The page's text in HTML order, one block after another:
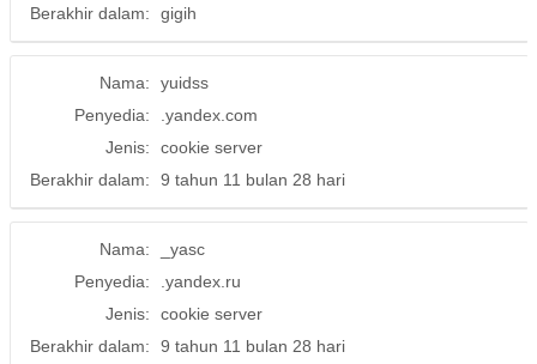
Berakhir dalam:
gigih
Nama:
yuidss
Penyedia:
.yandex.com
Jenis:
cookie server
Berakhir dalam:
9 tahun 11 bulan 28 hari
Nama:
_yasc
Penyedia:
.yandex.ru
Jenis:
cookie server
Berakhir dalam:
9 tahun 11 bulan 28 hari